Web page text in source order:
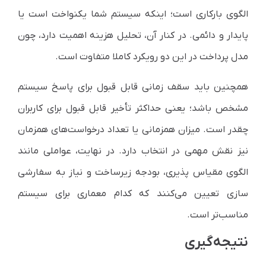
الگوی بارکاری است؛ اینکه سیستم شما یکنواخت است یا
پایدار و دائمی. در کنار آن، تحلیل هزینه اهمیت دارد، چون
مدل پرداخت در این دو رویکرد کاملا متفاوت است.
همچنین باید سقف زمانی قابل قبول برای پاسخ سیستم
مشخص باشد؛ یعنی حداکثر تأخیر قابل قبول برای کاربران
چقدر است. میزان همزمانی یا تعداد درخواست‌های همزمان
نیز نقش مهمی در انتخاب دارد. در نهایت، عواملی مانند
الگوی مقیاس پذیری، بودجه زیرساخت و نیاز به سفارشی
سازی تعیین می‌کنند که کدام معماری برای سیستم
مناسب‌تر است.
نتیجه‌گیری